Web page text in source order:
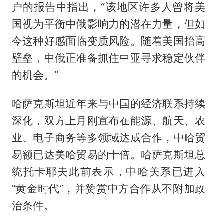
户的报告中指出，“该地区许多人曾将美
国视为平衡中俄影响力的潜在力量，但如
今这种好感面临变质风险。随着美国抬高
壁垒，中俄正准备抓住中亚寻求稳定伙伴
的机会。”
哈萨克斯坦近年来与中国的经济联系持续
深化，双方上月刚宣布在能源、航天、农
业、电子商务等多领域达成合作，中哈贸
易额已达美哈贸易的十倍。哈萨克斯坦总
统托卡耶夫此前表示，中哈关系已进入
“黄金时代”，并赞赏中方合作从不附加政
治条件。